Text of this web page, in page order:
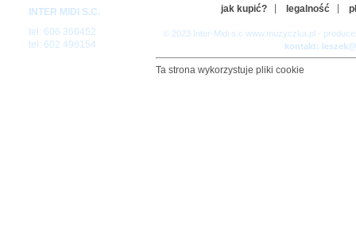
INTER MIDI S.C.
tel: 606 366452
tel: 602 498154
jak kupić? legalność
© 2023 Inter-Midi s.c www.muzyczka.pl -
kontakt:
Ta strona wykorzystuje pliki cookie